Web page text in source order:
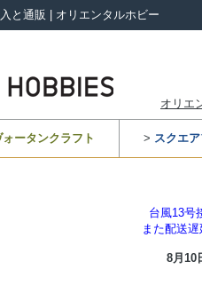
と通販 | オリエンタルホビー
オリエ
ォータンクラフト > スクエ
台風13号
また配送
8月10